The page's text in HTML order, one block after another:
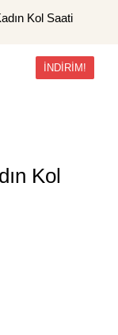
Kol Saati
İNDIRIM!
Kol